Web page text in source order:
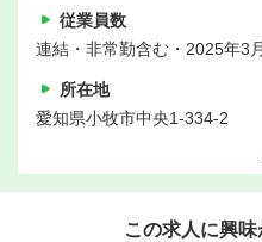
従業員数
連結・非常勤含む・2025年3
所在地
愛知県小牧市中央1-334-2
この求人に興